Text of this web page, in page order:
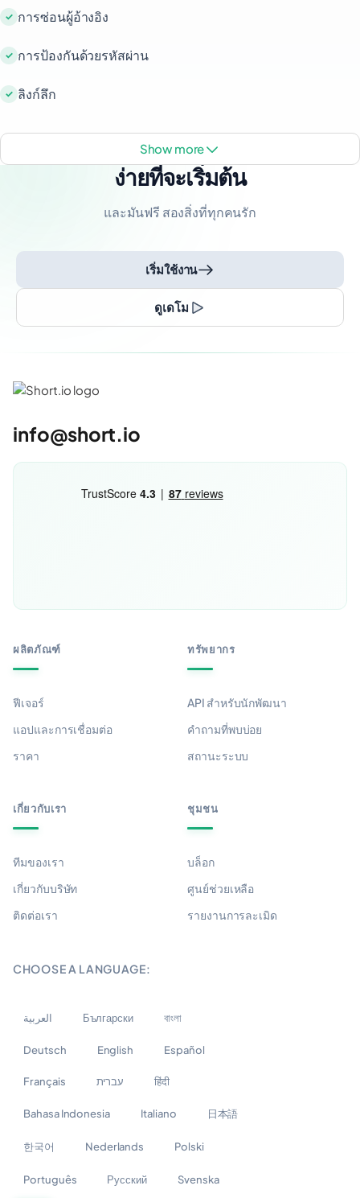
การซ่อนผู้อ้างอิง
การป้องกันด้วยรหัสผ่าน
ลิงก์ลึก
show more
ง่ายที่จะเริ่มต้น
และมันฟรี สองสิ่งที่ทุกคนรัก
เริ่มใช้งาน
ดูเดโม
info@short.io
ผลิตภัณฑ์
ฟีเจอร์
แอปและการเชื่อมต่อ
ราคา
ทรัพยากร
API สำหรับนักพัฒนา
คำถามที่พบบ่อย
สถานะระบบ
เกี่ยวกับเรา
ทีมของเรา
เกี่ยวกับบริษัท
ติดต่อเรา
ชุมชน
บล็อก
ศูนย์ช่วยเหลือ
รายงานการละเมิด
CHOOSE A LANGUAGE:
العربية Български বাংলা
Deutsch English Español
Français עברית हिंदी
Bahasa Indonesia Italiano 日本語
한국어 Nederlands Polski
Português Русский Svenska